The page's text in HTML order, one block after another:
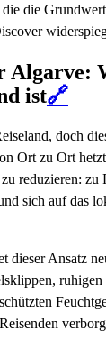
die
Algarve:
ist🔗
doch
Ort zu Ort
reduzieren: zu
sich auf das
dieser Ansatz